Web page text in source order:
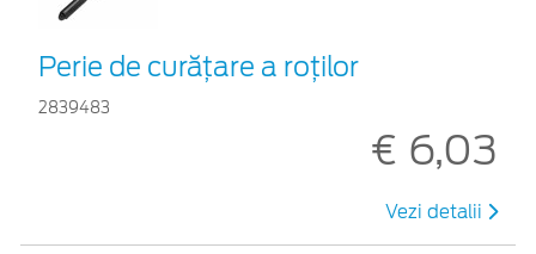
Perie de curățare a roților
2839483
€ 6,03
Vezi detalii